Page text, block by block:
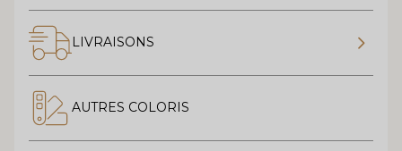
LIVRAISONS
AUTRES COLORIS